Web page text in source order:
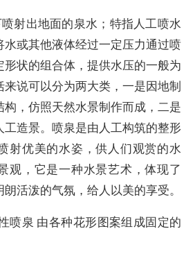
射出地面的泉水；特指人工喷水
或其他液体经过一定压力通过喷
状的组合体，提供水压的一般为
说可以分为两大类，一是因地制
，仿照天然水景制作而成，二是
工造景。喷泉是由人工构筑的整形
射优美的水姿，供人们观赏的水
观，它是一种水景艺术，体现了
活泼的气氛，给人以美的享受。
喷泉 由各种花形图案组成固定的